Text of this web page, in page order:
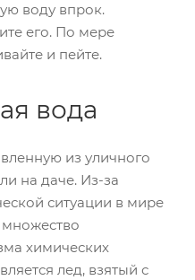
воду впрок.
его. По мере
и пейте.
вода
из уличного
на даче. Из-за
ситуации в мире
множество
химических
лед, взятый с